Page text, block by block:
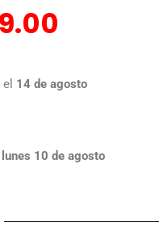
es:
$299.00.
14 de agosto
lunes 10 de agosto